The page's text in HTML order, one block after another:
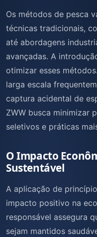
Os métodos de pesca
técnicas tradicionais,
até abordagens
avançadas. A
otimizar esses
larga escala
captura acidental de
ZWW busca minimizar
seletivos e práticas
O Impacto
Sustentável
A aplicação de
impacto positivo na
responsável assegura
sejam mantidos